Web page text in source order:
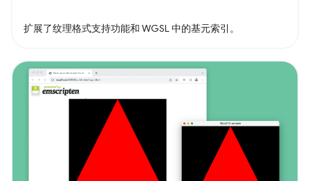
扩展了纹理格式支持功能和 WGSL 中的基元索引。